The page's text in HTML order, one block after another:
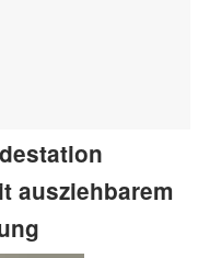
ausziehbarem